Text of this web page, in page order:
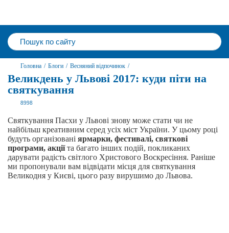
Головна / Блоги / Весняний відпочинок /
Великдень у Львові 2017: куди піти на
святкування
8998
Святкування Пасхи у Львові знову може стати чи не
найбільш креативним серед усіх міст України. У цьому році
будуть організовані ярмарки, фестивалі, святкові
програми, акціїта багато інших подій, покликаних
дарувати радість світлого Христового Воскресіння. Раніше
ми пропонували вам відвідати місця для святкування
Великодня у Києві, цього разу вирушимо до Львова.